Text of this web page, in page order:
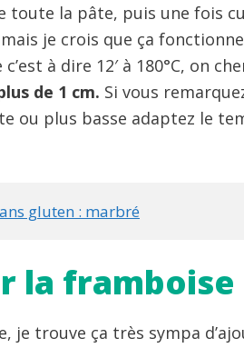
toute la pâte, puis une fois
je crois que ça
à dire 12′ à 180°C, on
de 1 cm. Si vous
ou plus basse adaptez le
gluten : marbré
la framboise
je trouve ça très sympa